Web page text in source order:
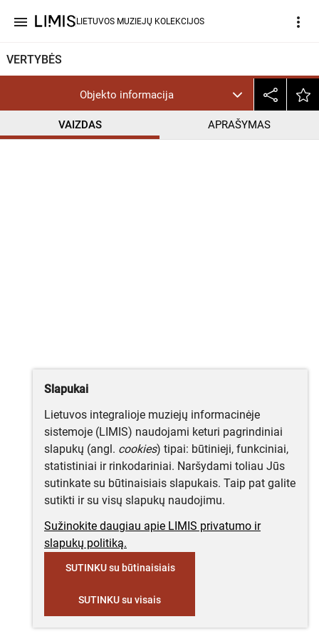
menu LIETUVOS MUZIEJŲ KOLEKCIJOS more_vert
VERTYBĖS
Objekto informacija
VAIZDAS APRAŠYMAS
help_outline
Slapukai
Lietuvos integralioje muziejų informacinėje
sistemoje (LIMIS) naudojami keturi pagrindiniai
slapukų (angl. cookies) tipai: būtinieji, funkciniai,
statistiniai ir rinkodariniai. Naršydami toliau Jūs
sutinkate su būtinaisiais slapukais. Taip pat galite
sutikti ir su visų slapukų naudojimu.
Sužinokite daugiau apie LIMIS privatumo ir
slapukų politiką.
SUTINKU su būtinaisiais
SUTINKU su visais